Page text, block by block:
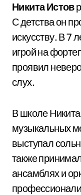
Никита Истов
С детства он
искусству. В 7
игрой на
проявил
слух.
В школе
музыкальных
выступал
также
ансамблях и